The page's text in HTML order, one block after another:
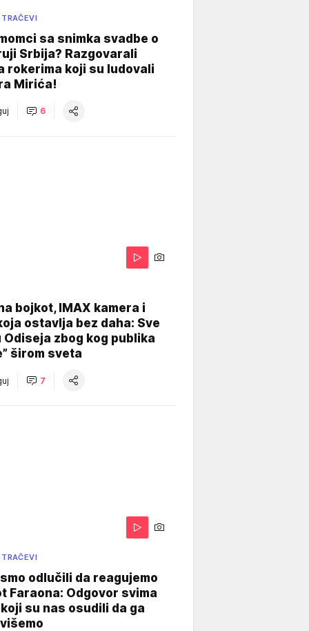
sa snimka svadbe o
Srbija? Razgovarali
rokerima koji su ludovali
Mirića!
6
bojkot, IMAX kamera i
ostavlja bez daha: Sve
Odiseja zbog kog publika
širom sveta
7
odlučili da reagujemo
Faraona: Odgovor svima
su nas osudili da ga